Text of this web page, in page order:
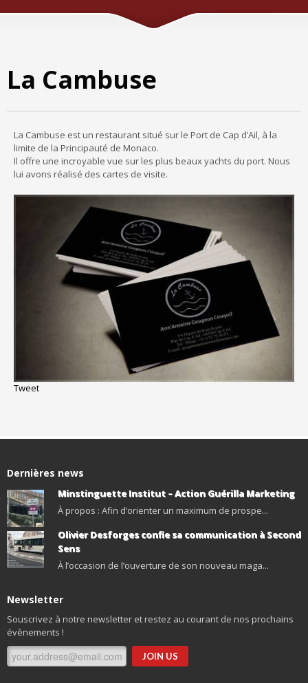
La Cambuse
La Cambuse est un restaurant situé sur le Port de Cap d’Ail, à la
limite de la Principauté de Monaco.
Il offre une incroyable vue sur les plus beaux yachts du port. Nous
lui avons réalisé des cartes de visite.
Tweet
Dernières news
Minstinguette Institut – Action Guérilla Marketing
À propos : Afin d’orienter un maximum de prospe...
Olivier Desforges confie sa communication à Second
Sens
À l’occasion de l’ouverture de son nouveau maga...
Newsletter
Souscrivez à notre newsletter et restez au courant de nos prochains
évènements !